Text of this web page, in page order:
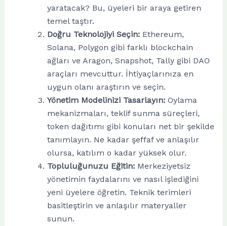
yaratacak? Bu, üyeleri bir araya getiren
temel taştır.
Doğru Teknolojiyi Seçin:Ethereum,
Solana, Polygon gibi farklı blockchain
ağları ve Aragon, Snapshot, Tally gibi DAO
araçları mevcuttur. İhtiyaçlarınıza en
uygun olanı araştırın ve seçin.
Yönetim Modelinizi Tasarlayın:Oylama
mekanizmaları, teklif sunma süreçleri,
token dağıtımı gibi konuları net bir şekilde
tanımlayın. Ne kadar şeffaf ve anlaşılır
olursa, katılım o kadar yüksek olur.
Topluluğunuzu Eğitin:Merkeziyetsiz
yönetimin faydalarını ve nasıl işlediğini
yeni üyelere öğretin. Teknik terimleri
basitleştirin ve anlaşılır materyaller
sunun.